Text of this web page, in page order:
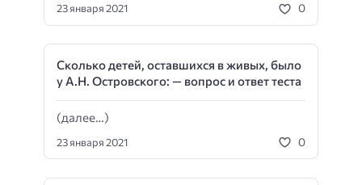
23 января 2021 0
Сколько детей, оставшихся в живых, было
у А.Н. Островского: — вопрос и ответ теста
(далее…)
23 января 2021 0